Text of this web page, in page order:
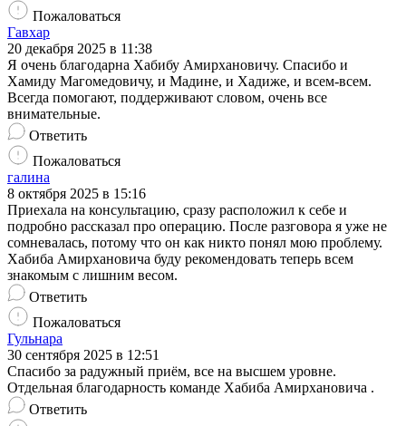
Пожаловаться
Гавхар
20 декабря 2025 в 11:38
Я очень благодарна Хабибу Амирхановичу. Спасибо и
Хамиду Магомедовичу, и Мадине, и Хадиже, и всем-всем.
Всегда помогают, поддерживают словом, очень все
внимательные.
Ответить
Пожаловаться
галина
8 октября 2025 в 15:16
Приехала на консультацию, сразу расположил к себе и
подробно рассказал про операцию. После разговора я уже не
сомневалась, потому что он как никто понял мою проблему.
Хабиба Амирхановича буду рекомендовать теперь всем
знакомым с лишним весом.
Ответить
Пожаловаться
Гульнара
30 сентября 2025 в 12:51
Спасибо за радужный приём, все на высшем уровне.
Отдельная благодарность команде Хабиба Амирхановича .
Ответить